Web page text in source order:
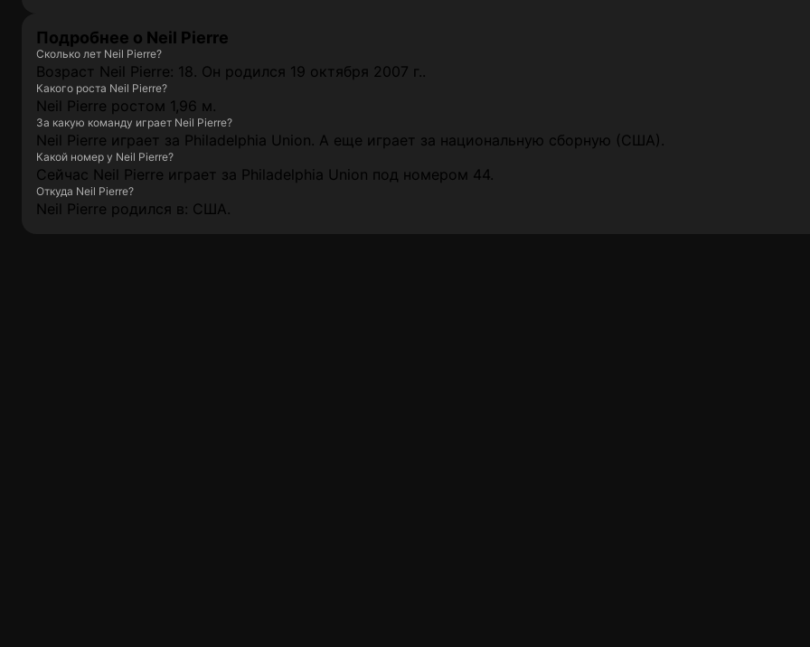
Подробнее о Neil Pierre
Сколько лет Neil Pierre?
Возраст Neil Pierre: 18. Он родился 19 октября 2007 г..
Какого роста Neil Pierre?
Neil Pierre ростом 1,96 м.
За какую команду играет Neil Pierre?
Neil Pierre играет за Philadelphia Union. А еще играет за национальную сборную (США).
Какой номер у Neil Pierre?
Сейчас Neil Pierre играет за Philadelphia Union под номером 44.
Откуда Neil Pierre?
Neil Pierre родился в: США.